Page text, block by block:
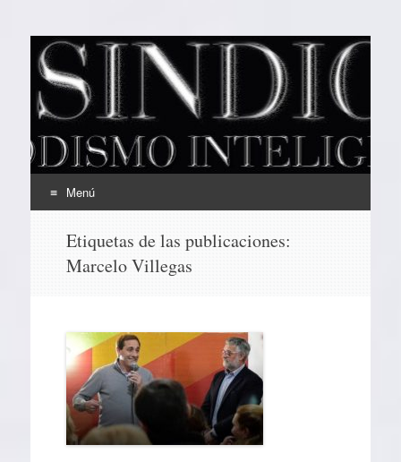
EL SINDICAL
Periodismo Inteligente
Menú
contenido
Etiquetas de las publicaciones:
Marcelo Villegas